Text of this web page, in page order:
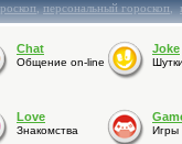
,персональный гороскоп,
Chat
Общение on-line
Joke
Love
Знакомства Игры